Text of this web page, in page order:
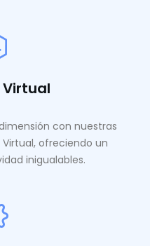
con nuestras
ofreciendo un
inigualables.